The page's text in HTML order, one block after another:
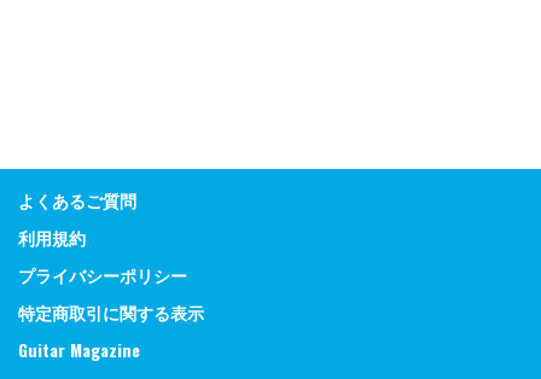
よくあるご質問
利用規約
プライバシーポリシー
特定商取引に関する表示
Guitar Magazine